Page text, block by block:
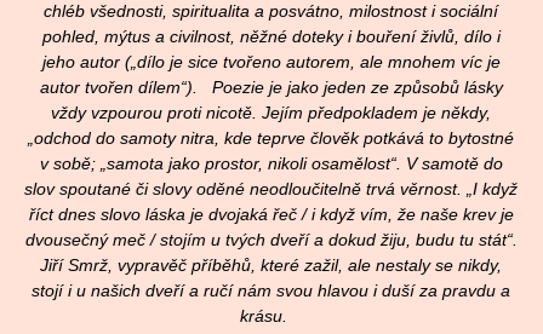
chléb všednosti, spiritualita a posvátno, milostnost i sociální
pohled, mýtus a civilnost, něžné doteky i bouření živlů, dílo i
jeho autor („dílo je sice tvořeno autorem, ale mnohem víc je
autor tvořen dílem“). Poezie je jako jeden ze způsobů lásky
vždy vzpourou proti nicotě. Jejím předpokladem je někdy,
„odchod do samoty nitra, kde teprve člověk potkává to bytostné
v sobě; „samota jako prostor, nikoli osamělost“. V samotě do
slov spoutané či slovy oděné neodloučitelně trvá věrnost. „I když
říct dnes slovo láska je dvojaká řeč / i když vím, že naše krev je
dvousečný meč / stojím u tvých dveří a dokud žiju, budu tu stát“.
Jiří Smrž, vypravěč příběhů, které zažil, ale nestaly se nikdy,
stojí i u našich dveří a ručí nám svou hlavou i duší za pravdu a
krásu.